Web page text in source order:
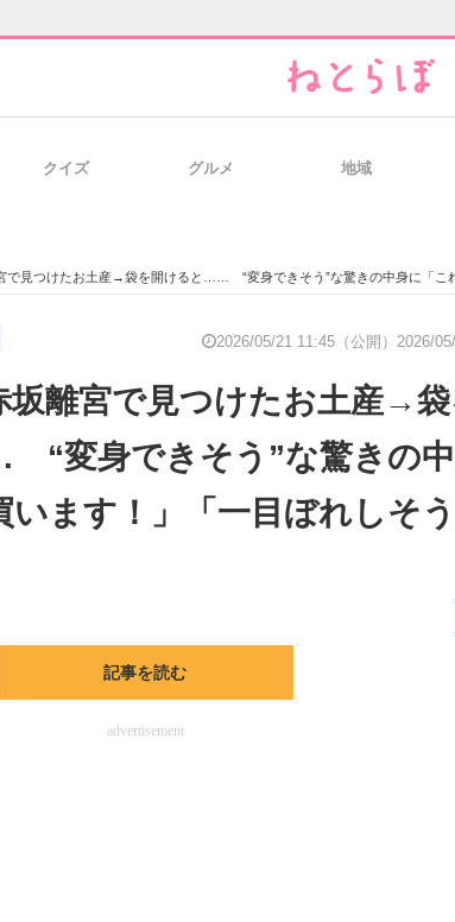
企業向けIT製品の総合サイト
クイズ グルメ 地域
見つけたお土産→袋を開けると…… “変身できそう”な驚きの中身に「これ買います！」
2026/05/21 11:45（公開） 2026/
坂離宮で見つけたお土産→
変身できそう”な驚きの
います！」「一目ぼれしそう
記事を読む
advertisement